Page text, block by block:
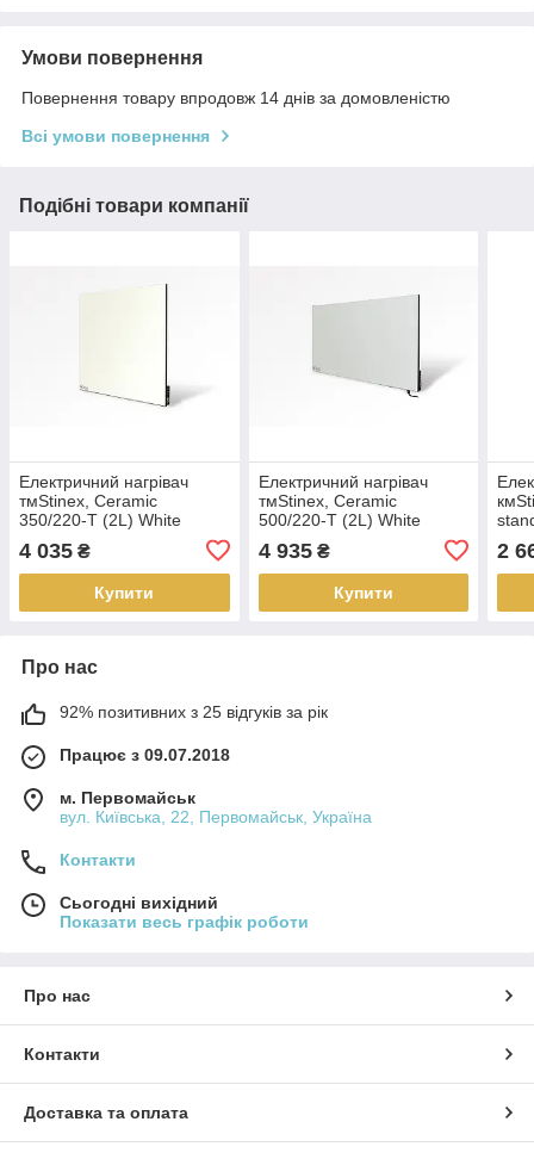
Умови повернення
Повернення товару впродовж 14 днів за домовленістю
Всі умови повернення
Подібні товари компанії
Електричний нагрівач
тмStinex, Ceramic
350/220-T (2L) White
4 035 ₴
Купити
Електричний нагрівач
тмStinex, Ceramic
500/220-T (2L) White
4 935₴
Купити
2
Про нас
92% позитивних з 25 відгуків за рік
Працює з 09.07.2018
м. Первомайськ
вул. Київська, 22, Первомайськ, Україна
Контакти
Сьогодні вихідний
Показати весь графік роботи
Про нас
Контакти
Доставка та оплата